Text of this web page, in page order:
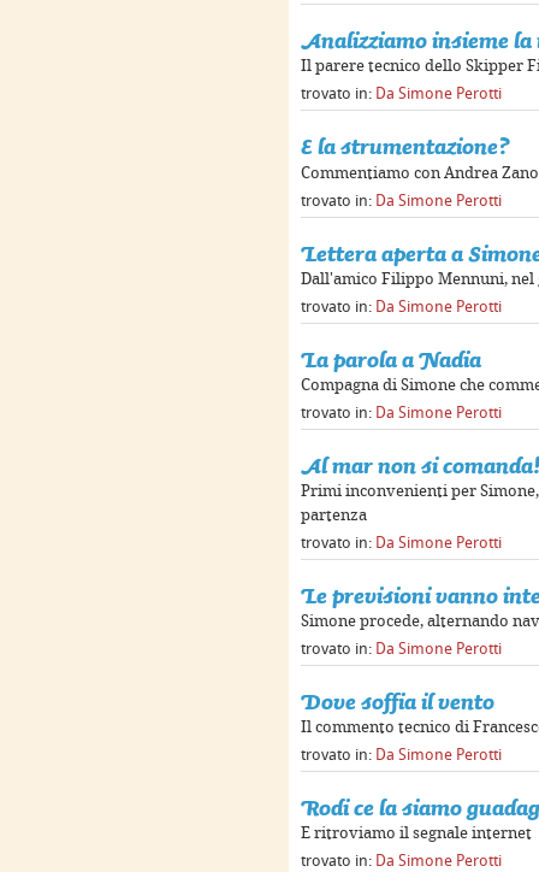
Analizziamo insieme
Il parere tecnico dello Skipper
trovato in: Da Simone Perotti
E la strumentazione?
Commentiamo con Andrea
trovato in: Da Simone Perotti
Lettera aperta a
Dall'amico Filippo Mennuni, nel
trovato in: Da Simone Perotti
La parola a Nadia
Compagna di Simone che
trovato in: Da Simone Perotti
Al mar non si comanda!
Primi inconvenienti per
partenza
trovato in: Da Simone Perotti
Le previsioni vanno
Simone procede, alternando
trovato in: Da Simone Perotti
Dove soffia il vento
Il commento tecnico di
trovato in: Da Simone Perotti
Rodi ce la siamo
E ritroviamo il segnale internet
trovato in: Da Simone Perotti